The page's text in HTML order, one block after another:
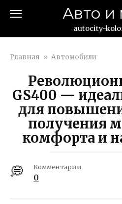
Авто и
autocity-
Главная » Автомобили
GS400 —
для
получения
комфорта и
Комментарии
0